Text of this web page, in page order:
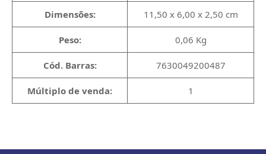
Dimensões: 11,50 x 6,00 x 2,50 cm
Peso: 0,06 Kg
Cód. Barras: 7630049200487
Múltiplo de venda: 1